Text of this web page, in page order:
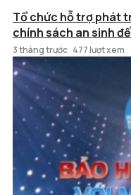
Tổ chức hỗ trợ phát
chính sách an sinh
3 tháng trước 477 lượt xem